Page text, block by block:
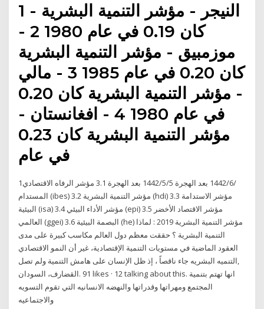
1 - النيجر - مؤشر التنمية البشرية
كان 0.19 في عام 1980 2 -
موزمبيق - مؤشر التنمية البشرية
كان 0.20 في عام 1985 3 - مالي
- مؤشر التنمية البشرية كان 0.20
في عام 1980 4 - افغانستان -
مؤشر التنمية البشرية كان 0.23
في عام
1‏‏/6‏‏/1442 بعد الهجرة 5‏‏/5‏‏/1442 بعد الهجرة 3.1 مؤشر الرفاه الاقتصادي
المستدام (ibes) 3.2 مؤشر التنمية البشرية (hdi) 3.3 مؤشر الاستدامة
البيئية (isa) 3.4 مؤشر الأداء البيئي (epi) 3.5 مؤشر الاقتصاد الأخضر
العالمي (ggei) 3.6 البصمة البيئية (he) مؤشر التنمية البشرية 2019 : لماذا
التنمية البشرية ؟ حققت معظم دول العالم مكاسب كبيرة على مدى
العقود الماضية في مستويات التنمية الإقتصادية، غير أن النمو الاقتصادي
جاء ناقصاً ، إذ ظل الإنسان على هامش التنمية ولم تصل ‎التنميه البشريه‎,
المجتمع ومهراتها وقدراتها والنهضه الانسانيه التي تقوم التسويه